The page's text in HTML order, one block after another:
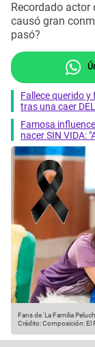
Recordado actor
causó gran
pasó?
Fallece querido
tras una caer
Famosa
nacer SIN VIDA:
Fans de 'La Familia
Crédito: Composición: El